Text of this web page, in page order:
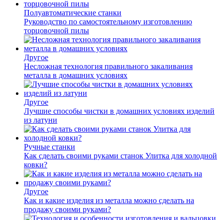
Полуавтоматические станки
Руководство по самостоятельному изготовлению
торцовочной пилы
Другое
Несложная технология правильного закаливания
металла в домашних условиях
Другое
Лучшие способы чистки в домашних условиях изделий
из латуни
Ручные станки
Как сделать своими руками станок Улитка для холодной
ковки?
Другое
Как и какие изделия из металла можно сделать на
продажу своими руками?